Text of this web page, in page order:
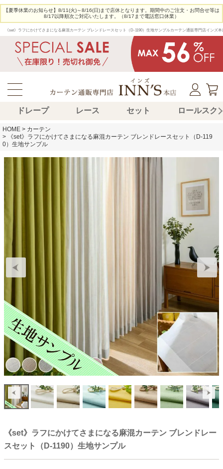
【夏季休業のお知らせ】8/11(火)～8/16(日)まで店休となります。期間中のご注文・お問合せ等は
8/17以降順次ご対応いたします。（8/17まで電話窓口休業）
《set》ラフにかけてさまになる麻混カーテン ブレンドレースセット（D-1190）生地サンプルカーテン通販専門店イン
ドレープ レース セット ロールスク
HOME
カーテン
《set》ラフにかけてさまになる麻混カーテン ブレンドレースセット（D-119
0）生地サンプル
《set》ラフにかけてさまになる麻混カーテン ブレンドレー
スセット（D-1190）生地サンプル